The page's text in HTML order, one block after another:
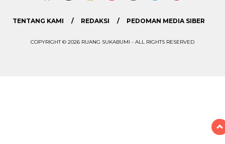
TENTANG KAMI REDAKSI PEDOMAN MEDIA SIBER
COPYRIGHT © 2026 RUANG SUKABUMI - ALL RIGHTS RESERVED